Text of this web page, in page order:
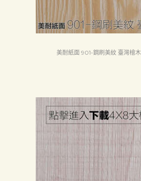
美耐紙面 901-鋼刷美紋 臺灣檜